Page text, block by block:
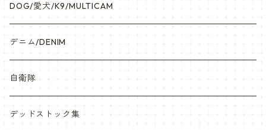
DOG/愛犬/K9/MULTICAM
デニム/DENIM
自衛隊
デッドストック集